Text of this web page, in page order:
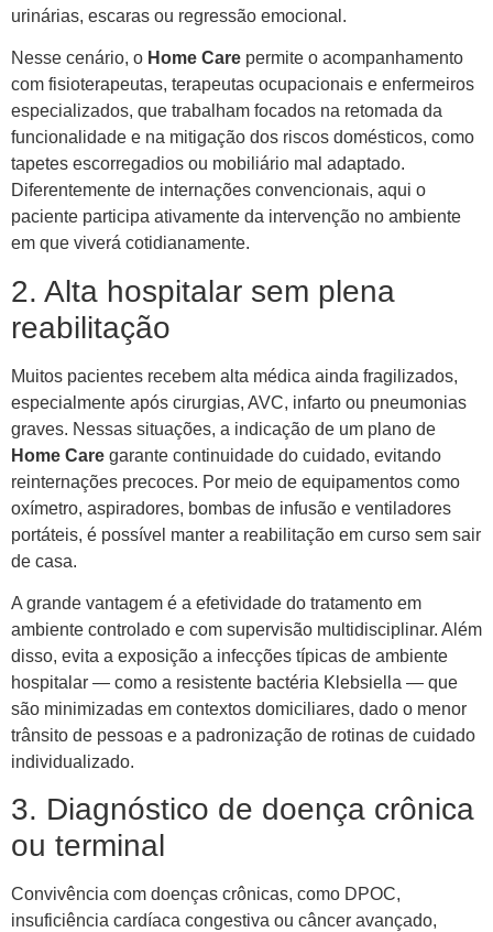
urinárias, escaras ou regressão emocional.
Nesse cenário, o Home Care permite o acompanhamento
com fisioterapeutas, terapeutas ocupacionais e enfermeiros
especializados, que trabalham focados na retomada da
funcionalidade e na mitigação dos riscos domésticos, como
tapetes escorregadios ou mobiliário mal adaptado.
Diferentemente de internações convencionais, aqui o
paciente participa ativamente da intervenção no ambiente
em que viverá cotidianamente.
2. Alta hospitalar sem plena
reabilitação
Muitos pacientes recebem alta médica ainda fragilizados,
especialmente após cirurgias, AVC, infarto ou pneumonias
graves. Nessas situações, a indicação de um plano de
Home Care garante continuidade do cuidado, evitando
reinternações precoces. Por meio de equipamentos como
oxímetro, aspiradores, bombas de infusão e ventiladores
portáteis, é possível manter a reabilitação em curso sem sair
de casa.
A grande vantagem é a efetividade do tratamento em
ambiente controlado e com supervisão multidisciplinar. Além
disso, evita a exposição a infecções típicas de ambiente
hospitalar — como a resistente bactéria Klebsiella — que
são minimizadas em contextos domiciliares, dado o menor
trânsito de pessoas e a padronização de rotinas de cuidado
individualizado.
3. Diagnóstico de doença crônica
ou terminal
Convivência com doenças crônicas, como DPOC,
insuficiência cardíaca congestiva ou câncer avançado,